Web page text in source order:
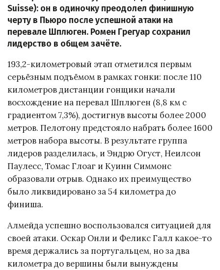
Suisse): он в одиночку преодолел финишную
черту в Пьюро после успешной атаки на
перевале Шплюген. Ромен Грегуар сохранил
лидерство в общем зачёте.
193,2-километровый этап отметился первым
серьёзным подъёмом в рамках гонки: после 110
километров дистанции гонщики начали
восхождение на перевал Шплюген (8,8 км с
градиентом 7,3%), достигнув высоты более 2000
метров. Пелотону предстояло набрать более 1600
метров набора высоты. В результате группа
лидеров разделилась, и Эндрю Огуст, Неилсон
Паулесс, Томас Глоаг и Куинн Симмонс
образовали отрыв. Однако их преимущество
было ликвидировано за 54 километра до
финиша.
Алмейда успешно воспользовался ситуацией для
своей атаки. Оскар Онли и Феликс Галл какое-то
время держались за португальцем, но за два
километра до вершины были вынуждены